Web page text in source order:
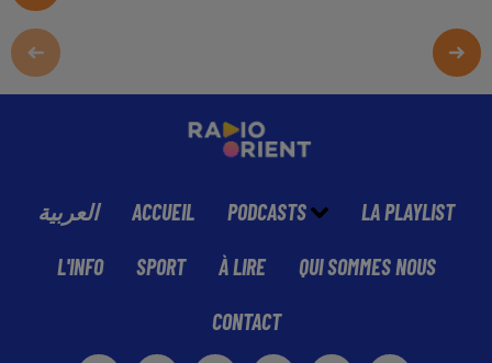
العربية ACCUEIL PODCASTS LA PLAYLIST
L'INFO SPORT À LIRE QUI SOMMES NOUS
CONTACT